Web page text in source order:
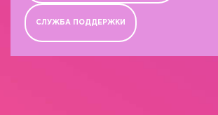
СЛУЖБА ПОДДЕРЖКИ